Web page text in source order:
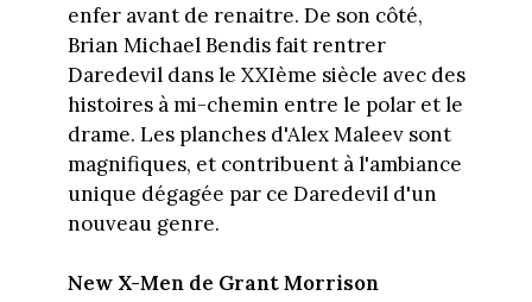
enfer avant de renaitre. De son côté,
Brian Michael Bendis fait rentrer
Daredevil dans le XXIème siècle avec des
histoires à mi-chemin entre le polar et le
drame. Les planches d'Alex Maleev sont
magnifiques, et contribuent à l'ambiance
unique dégagée par ce Daredevil d'un
nouveau genre.
New X-Men de Grant Morrison